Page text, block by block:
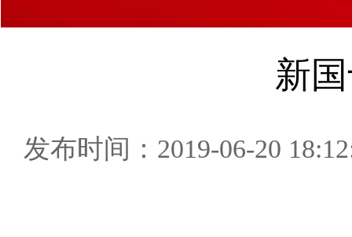
新
发布时间：2019-06-20